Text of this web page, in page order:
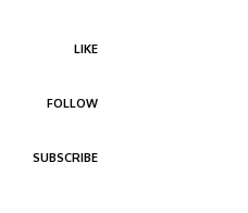
LIKE
FOLLOW
SUBSCRIBE